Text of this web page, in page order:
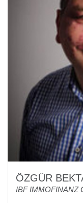
ÖZGÜR
IBF IMMOFINANZ